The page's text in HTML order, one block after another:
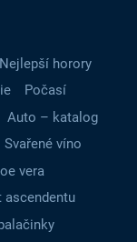
Nejlepší horory
Počasí
Auto – katalog
Svařené víno
vera
ascendentu